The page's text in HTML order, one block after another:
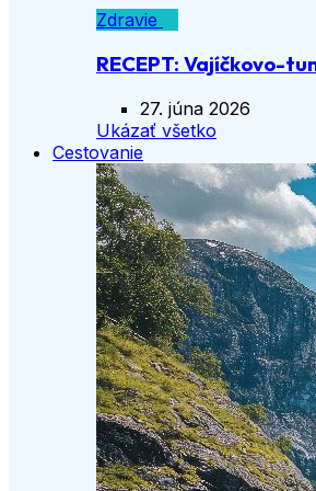
Zdravie
RECEPT: Vajíčkovo-
27. júna 2026
Ukázať všetko
Cestovanie